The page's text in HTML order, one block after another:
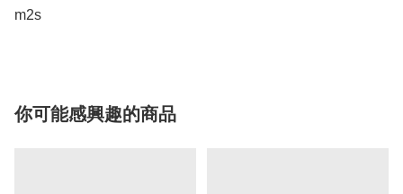
m2s
你可能感興趣的商品